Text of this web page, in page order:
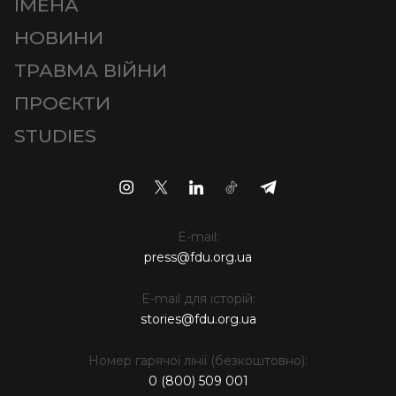
ІМЕНА
НОВИНИ
ТРАВМА ВІЙНИ
ПРОЄКТИ
STUDIES
E-mail:
press@fdu.org.ua
E-mail для історій:
stories@fdu.org.ua
Номер гарячої лінії (безкоштовно):
0 (800) 509 001